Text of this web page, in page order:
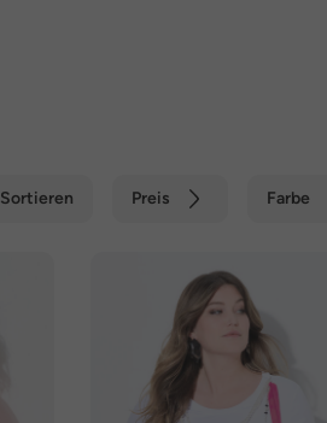
Sortieren Preis Farbe